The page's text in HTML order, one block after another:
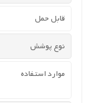
قابل حمل
نوع پوشش
موارد استفاده